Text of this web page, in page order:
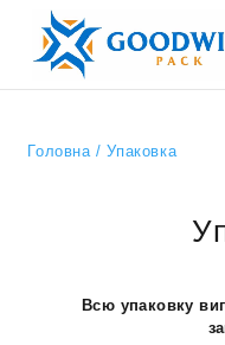
Головна/ Упаковка
Всю упаковку